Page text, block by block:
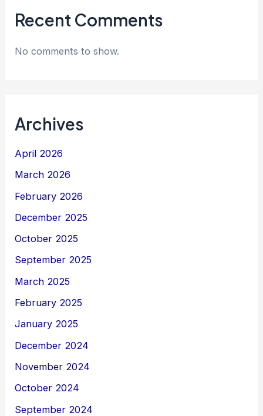
Recent Comments
No comments to show.
Archives
April 2026
March 2026
February 2026
December 2025
October 2025
September 2025
March 2025
February 2025
January 2025
December 2024
November 2024
October 2024
September 2024